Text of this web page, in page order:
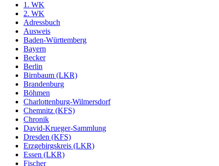
1. WK
2. WK
Adressbuch
Ausweis
Baden-Württemberg
Bayern
Becker
Berlin
Birnbaum (LKR)
Brandenburg
Böhmen
Charlottenburg-Wilmersdorf
Chemnitz (KFS)
Chronik
David-Krueger-Sammlung
Dresden (KFS)
Erzgebirgskreis (LKR)
Essen (LKR)
Fischer